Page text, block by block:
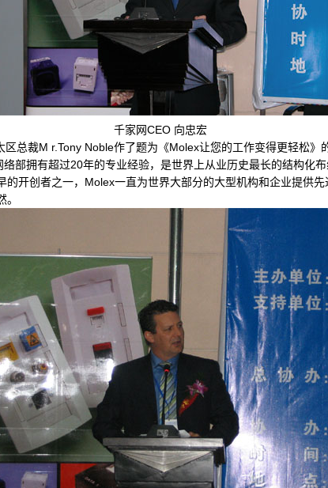
千家网CEO 向忠宏
总裁M r.Tony Noble作了题为《Molex让您的工作变得更轻松》
部拥有超过20年的专业经验，是世界上从业历史最长的结构化
的开创者之一，Molex一直为世界大部分的大型机构和企业提供